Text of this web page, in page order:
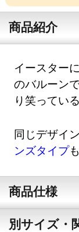
商品紹介
イースター
のバルーン
り笑ってい
同じデザイ
ンズタイプ
商品仕様
別サイズ・